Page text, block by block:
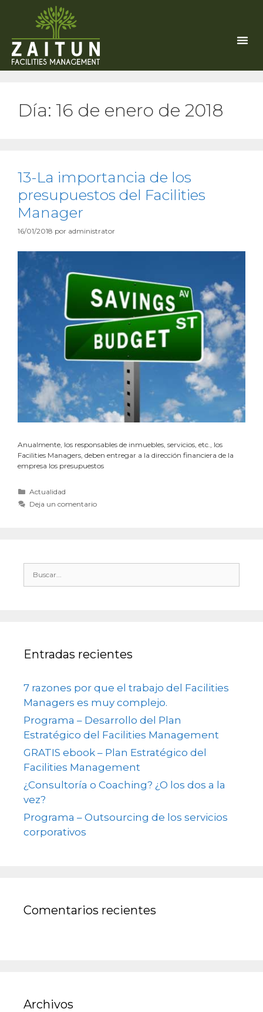
Día:16 de enero de 2018
13-La importancia de los
presupuestos del Facilities
Manager
16/01/2018 por administrator
Anualmente, los responsables de inmuebles, servicios, etc., los
Facilities Managers, deben entregar a la dirección financiera de la
empresa los presupuestos
Actualidad
Deja un comentario
Entradas recientes
7 razones por que el trabajo del Facilities
Managers es muy complejo.
Programa – Desarrollo del Plan
Estratégico del Facilities Management
GRATIS ebook – Plan Estratégico del
Facilities Management
¿Consultoría o Coaching? ¿O los dos a la
vez?
Programa – Outsourcing de los servicios
corporativos
Comentarios recientes
Archivos